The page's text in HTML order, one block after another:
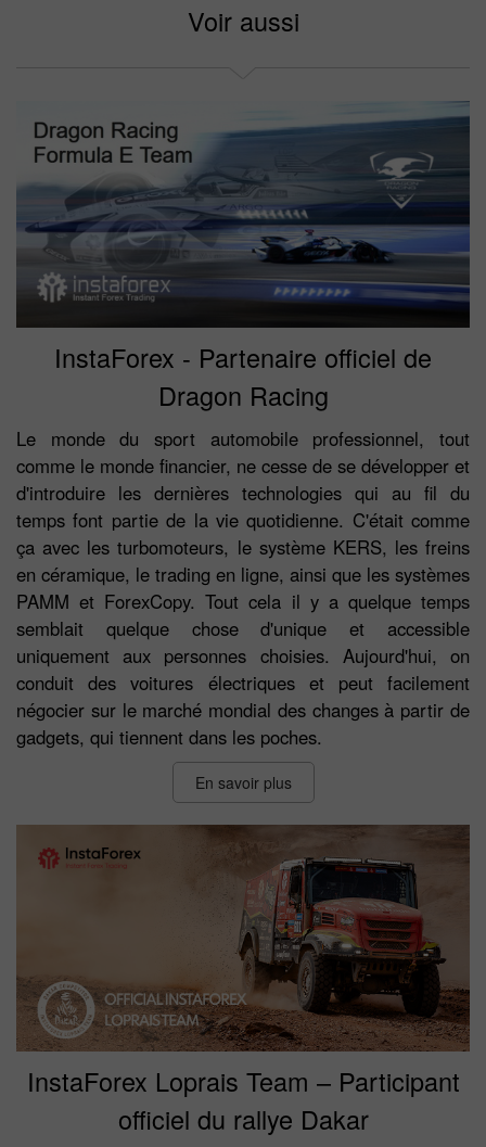
Voir aussi
InstaForex - Partenaire officiel de
Dragon Racing
Le monde du sport automobile professionnel, tout
comme le monde financier, ne cesse de se développer et
d'introduire les dernières technologies qui au fil du
temps font partie de la vie quotidienne. C'était comme
ça avec les turbomoteurs, le système KERS, les freins
en céramique, le trading en ligne, ainsi que les systèmes
PAMM et ForexCopy. Tout cela il y a quelque temps
semblait quelque chose d'unique et accessible
uniquement aux personnes choisies. Aujourd'hui, on
conduit des voitures électriques et peut facilement
négocier sur le marché mondial des changes à partir de
gadgets, qui tiennent dans les poches.
En savoir plus
InstaForex Loprais Team – Participant
officiel du rallye Dakar